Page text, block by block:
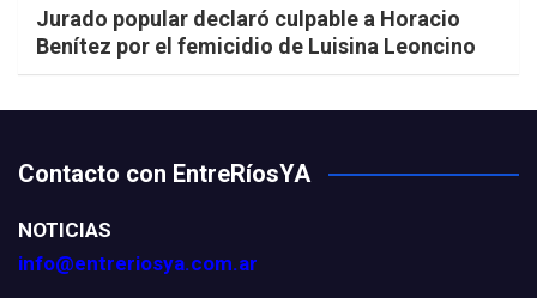
Jurado popular declaró culpable a Horacio
Benítez por el femicidio de Luisina Leoncino
Contacto con EntreRíosYA
NOTICIAS
info@entreriosya.com.ar